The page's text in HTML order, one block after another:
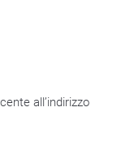
all’indirizzo